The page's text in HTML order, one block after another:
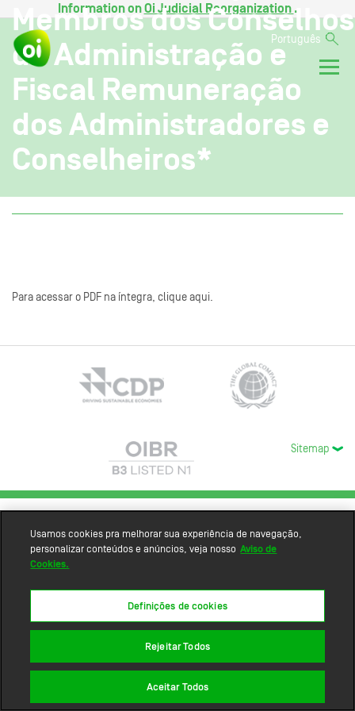
Information onOi Judicial Reorganization .
Português
Membros dos Conselhos
de Administração e
Fiscal Remuneração
dos Administradores e
Conselheiros*
Para acessar o PDF na íntegra, clique aqui.
Sitemap
Usamos cookies pra melhorar sua experiência de navegação,
personalizar conteúdos e anúncios, veja nosso Aviso de
Cookies.
Definições de cookies
Rejeitar Todos
Aceitar Todos